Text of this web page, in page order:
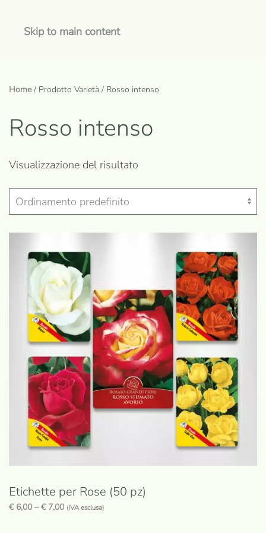
Skip to main content
Home/ Prodotto Varietà / Rosso intenso
Rosso intenso
Visualizzazione del risultato
Etichette per Rose (50 pz)
€6,00 –€7,00 (IVA esclusa)